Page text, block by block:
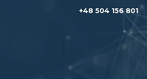
+48 504 156 801